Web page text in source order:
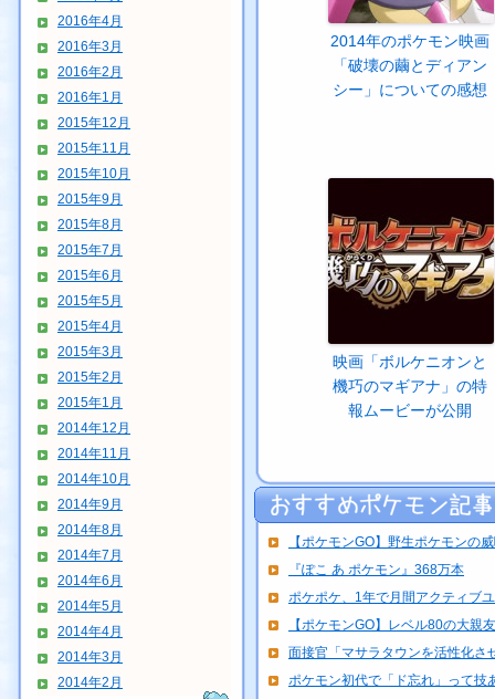
2016年4月
2016年3月
2016年2月
2016年1月
2015年12月
2015年11月
2015年10月
2015年9月
2015年8月
2015年7月
2015年6月
2015年5月
2015年4月
2015年3月
2015年2月
2015年1月
2014年12月
2014年11月
2014年10月
2014年9月
2014年8月
2014年7月
2014年6月
2014年5月
2014年4月
2014年3月
2014年2月
2014年のポケモン映画
「破壊の繭とディアン
シー」についての感想
映画「ボルケニオンと
機巧のマギアナ」の特
報ムービーが公開
【ポケモンGO】野生ポケモンの
『ぽこ あ ポケモン』368万本
ポケポケ、1年で月間アクティブ
【ポケモンGO】レベル80の大親
面接官「マサラタウンを活性化さ
ポケモン初代で「ド忘れ」って技